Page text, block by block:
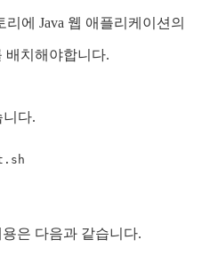
리에 Java 웹 애플리케이션의
배치해야합니다.
다.
용은 다음과 같습니다.